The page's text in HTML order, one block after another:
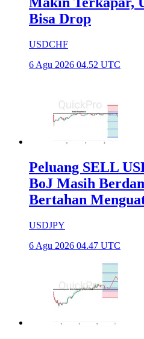
Bisa Drop
USDCHF
6 Agu 2026 04.52 UTC
Peluang SELL
BoJ Masih
Bertahan
USDJPY
6 Agu 2026 04.47 UTC